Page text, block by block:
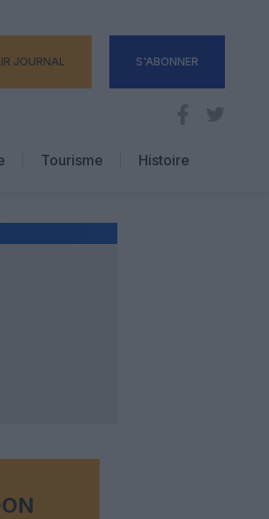
JOURNAL S'ABONNER
Tourisme
Hôtellerie
Histoire